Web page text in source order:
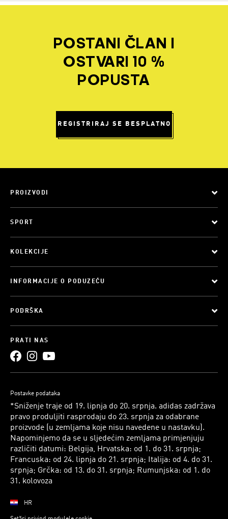
POSTANI ČLAN I
OSTVARI 10 %
POPUSTA
REGISTRIRAJ SE BESPLATNO
PROIZVODI
SPORT
KOLEKCIJE
INFORMACIJE O PODUZEĆU
PODRŠKA
PRATI NAS
Postavke podataka
*Sniženje traje od 19. lipnja do 20. srpnja. adidas zadržava
pravo produljiti rasprodaju do 23. srpnja za odabrane
proizvode (u zemljama koje nisu navedene u nastavku).
Napominjemo da se u sljedećim zemljama primjenjuju
različiti datumi: Belgija, Hrvatska: od 1. do 31. srpnja;
Francuska: od 24. lipnja do 21. srpnja; Italija: od 4. do 31.
srpnja; Grčka: od 13. do 31. srpnja; Rumunjska: od 1. do
31. kolovoza
HR